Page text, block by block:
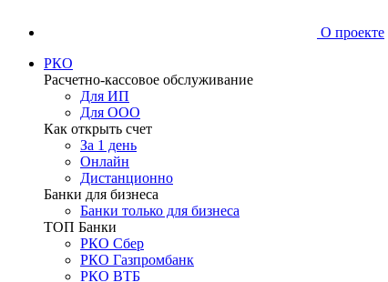
О проекте
РКО
Расчетно-кассовое обслуживание
Для ИП
Для ООО
Как открыть счет
За 1 день
Онлайн
Дистанционно
Банки для бизнеса
Банки только для бизнеса
ТОП Банки
РКО Сбер
РКО Газпромбанк
РКО ВТБ